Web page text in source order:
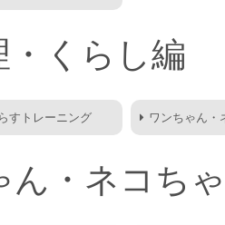
・くらし編
すトレーニング ワンちゃん・
ん・ネコち